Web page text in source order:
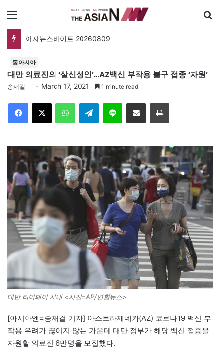
아자뉴스바이트 20260809
동아시아
대만 의료진의 ‘살신성인’…AZ백신 부작용 불구 접종 ‘자원’
송재걸 March 17, 2021 1 minute read
Telegram 이메일
대만 타이페이 시내 <사진=AP/연합뉴스>
[아시아엔=송재걸 기자] 아스트라제네카(AZ) 코로나19 백신 부
작용 우려가 끊이지 않는 가운데 대만 정부가 해당 백신 접종을
자원할 의료진 6만명을 모집했다.